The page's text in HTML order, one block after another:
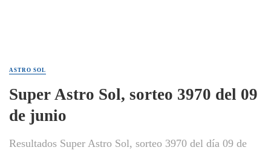
ASTRO SOL
Super Astro Sol, sorteo 3970 del 09
de junio
Resultados Super Astro Sol, sorteo 3970 del día 09 de